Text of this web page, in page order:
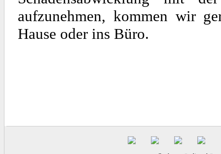
aufzunehmen, kommen wir
Hause oder ins Büro.